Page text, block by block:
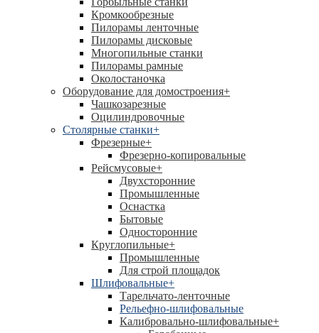
Кромкообрезные
Пилорамы ленточные
Пилорамы дисковые
Многопильные станки
Пилорамы рамные
Околостаночка
Оборудование для домостроения+
Чашкозарезные
Оцилиндровочные
Столярные станки+
Фрезерные+
Фрезерно-копировальные
Рейсмусовые+
Двухсторонние
Промышленные
Оснастка
Бытовые
Односторонние
Круглопильные+
Промышленные
Для строй площадок
Шлифовальные+
Тарельчато-ленточные
Рельефно-шлифовальные
Калибровально-шлифовальные+